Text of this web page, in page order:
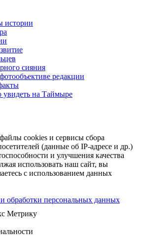
истории
сияния
редакции
на Таймыре
cookies и сервисы сбора
(данные об IP-адресе и др.)
и улучшения качества
использовать наш сайт, вы
с использованием данных
обработки персональных данных
Метрику